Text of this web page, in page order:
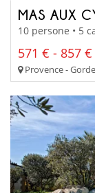
MAS AUX
10 persone • 5
571 € - 857 €
Provence -